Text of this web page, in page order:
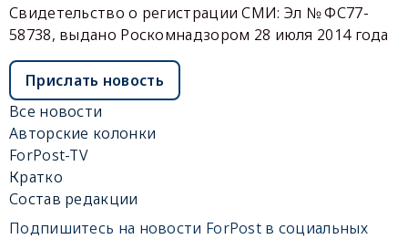
Свидетельство о регистрации СМИ: Эл № ФС77-
58738, выдано Роскомнадзором 28 июля 2014 года
Прислать новость
Все новости
Авторские колонки
ForPost-TV
Кратко
Состав редакции
Подпишитесь на новости ForPost в социальных